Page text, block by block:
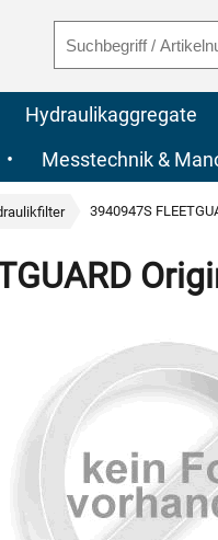
Hydraulikaggregate
• Messtechnik &
3940947S